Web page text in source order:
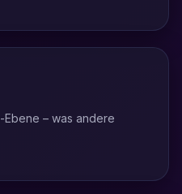
– was andere